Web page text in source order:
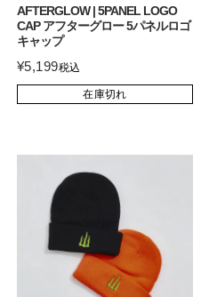
AFTERGLOW | 5PANEL LOGO
CAP アフターグロー 5パネルロゴ
キャップ
¥5,199税込
在庫切れ